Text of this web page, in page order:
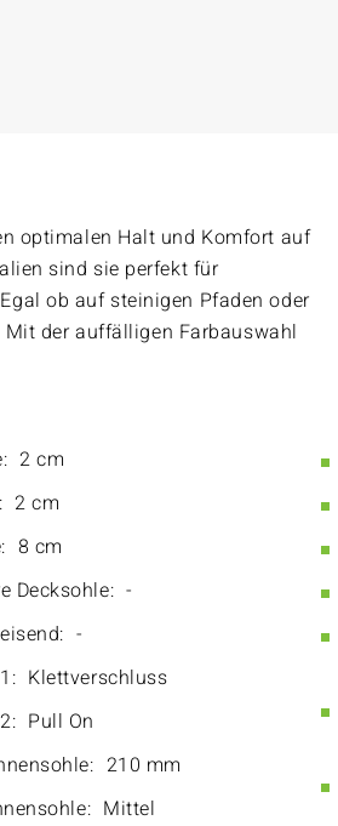
optimalen Halt und Komfort auf
sind sie perfekt für
ob auf steinigen Pfaden oder
Mit der auffälligen Farbauswahl
2 cm
2 cm
8 cm
Decksohle: -
-
Klettverschluss
Pull On
210 mm
Mittel